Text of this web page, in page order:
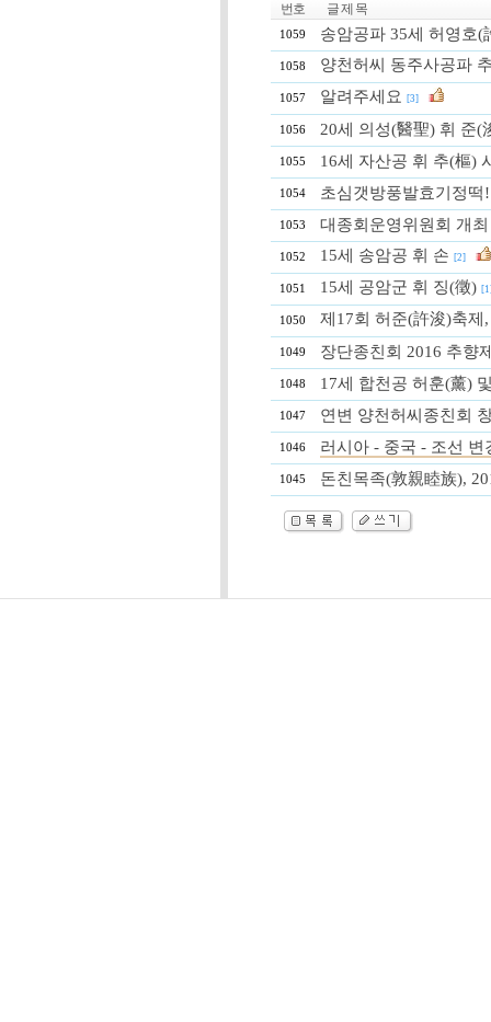
번호 글 제 목
1059 송암공파 35세 허영호(
1058 양천허씨 동주사공파
1057 알려주세요 [3]
1056 20세 의성(醫聖) 휘 준(
1055 16세 자산공 휘 추(樞)
1054 초심갯방풍발효기정
1053 대종회운영위원회 개최
1052 15세 송암공 휘 손 [2]
1051 15세 공암군 휘 징(徵)
1050 제17회 허준(許浚)축제
1049 장단종친회 2016 추향
1048 17세 합천공 허훈(薰)
1047 연변 양천허씨종친회
1046 러시아 - 중국 - 조선 변
1045 돈친목족(敦親睦族),